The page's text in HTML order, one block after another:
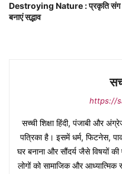
Destroying Nature : प्रकृति संग
बनाएं सद्भाव
https://
सच्ची शिक्षा हिंदी, पंजाबी और
पत्रिका है। इसमें धर्म, फिटनेस,
घर बनाना और सौंदर्य जैसे विषयों
लोगों को सामाजिक और